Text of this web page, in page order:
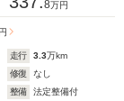
8万円
円
走行 3.3万km
修復
なし
整備
法定整備付